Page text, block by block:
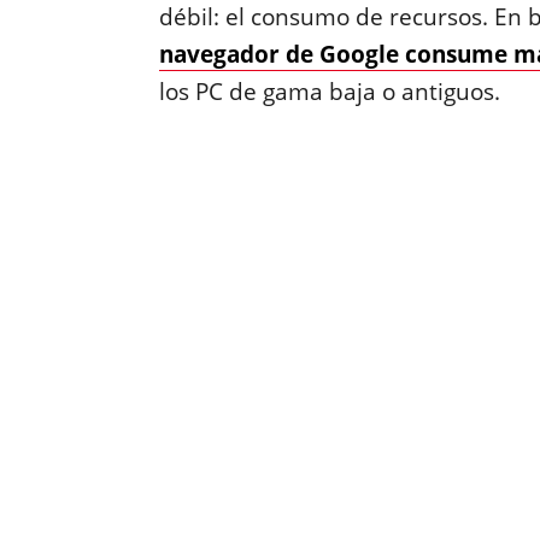
débil: el consumo de recursos.
navegador de Google consume
los PC de gama baja o antiguos.